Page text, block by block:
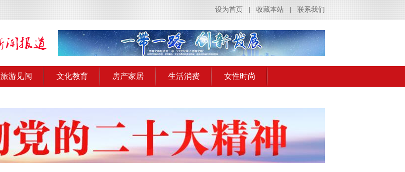
联系我们
收藏本站
设为首页
旅游见闻 文化教育 房产家居 生活消费 女性时尚